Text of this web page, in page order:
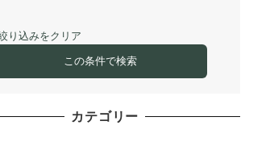
り込みをクリア
この条件で検索
カテゴリー